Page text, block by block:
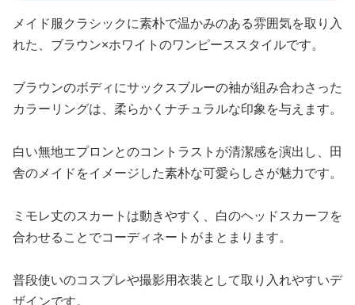
メイド服クラシックに素朴で温かみのある雰囲気を取り入
れた、ブラウン×ホワイトのワンピーススタイルです。
ブラウンのボディにサックスブルーの袖が組み合わさった
カラーリングは、柔らかくナチュラルな印象を与えます。
白い無地エプロンとのコントラストが清潔感を演出し、田
舎のメイドをイメージした素朴な可愛らしさが魅力です。
ミモレ丈のスカートは動きやすく、白のヘッドスカーフを
合わせることでコーディネートがまとまります。
普段使いのコスプレや撮影用衣装として取り入れやすいデ
ザインです。